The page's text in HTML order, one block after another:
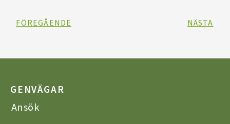
FÖREGÅENDE NÄSTA
GENVÄGAR
Ansök